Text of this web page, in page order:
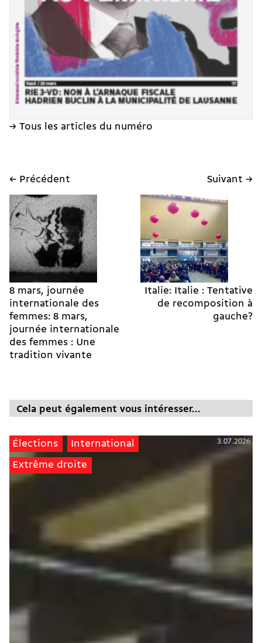
→ Tous les articles du numéro
← Précédent
8 mars, journée
internationale des
femmes: 8 mars,
journée internationale
des femmes : Une
tradition vivante
Suivant →
Italie: Italie : Tentative
de recomposition à
gauche?
Cela peut également vous intéresser...
Élections International
Extrême droite
3.07.2026